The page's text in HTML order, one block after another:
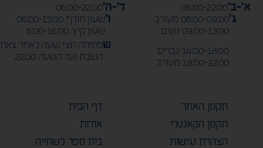
א’-ב’06:00-22:00
ג’06:00-09:00 מעורב
09:00-13:00 נשים
14:00-18:00 גברים
18:00-22:00 מעורב
ד’-ה’06:00-22:00
ו’שעון חורף: 06:00-15:00
שעון קיץ: 6:00-16:00
שפתיחה חצי שעה לאחר צאת
השבת ועד השעה 22:00
תקנון האתר
תקנון הקאנטרי
הצהרת נגישות
דף הבית
אודות
בית ספר לשחייה